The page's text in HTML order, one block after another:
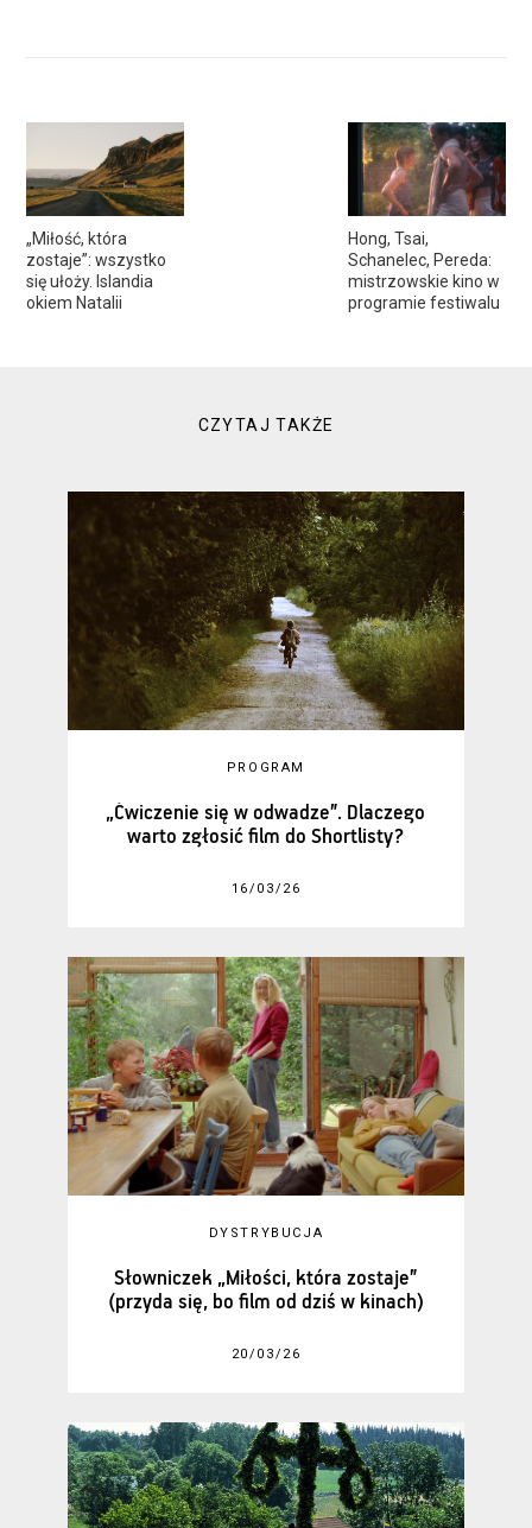
„Miłość, która
zostaje”: wszystko
się ułoży. Islandia
okiem Natalii
Hong, Tsai,
Schanelec, Pereda:
mistrzowskie kino w
programie festiwalu
CZYTAJ TAKŻE
PROGRAM
„Ćwiczenie się w odwadze”. Dlaczego
warto zgłosić film do Shortlisty?
16/03/26
DYSTRYBUCJA
Słowniczek „Miłości, która zostaje”
(przyda się, bo film od dziś w kinach)
20/03/26